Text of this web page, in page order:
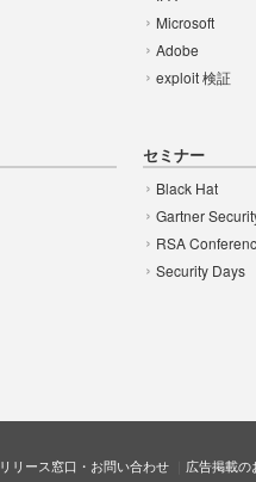
Microsoft
Adobe
exploit 検証
セミナー
Black Hat
Gartner
RSA
Security Days
リリース窓口・お問い合わせ 広告掲載